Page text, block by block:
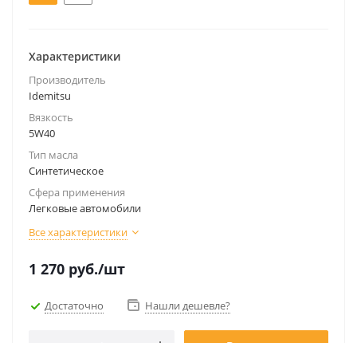
Характеристики
Производитель
Idemitsu
Вязкость
5W40
Тип масла
Синтетическое
Сфера применения
Легковые автомобили
Все характеристики
1 270 руб./шт
Достаточно Нашли дешевле?